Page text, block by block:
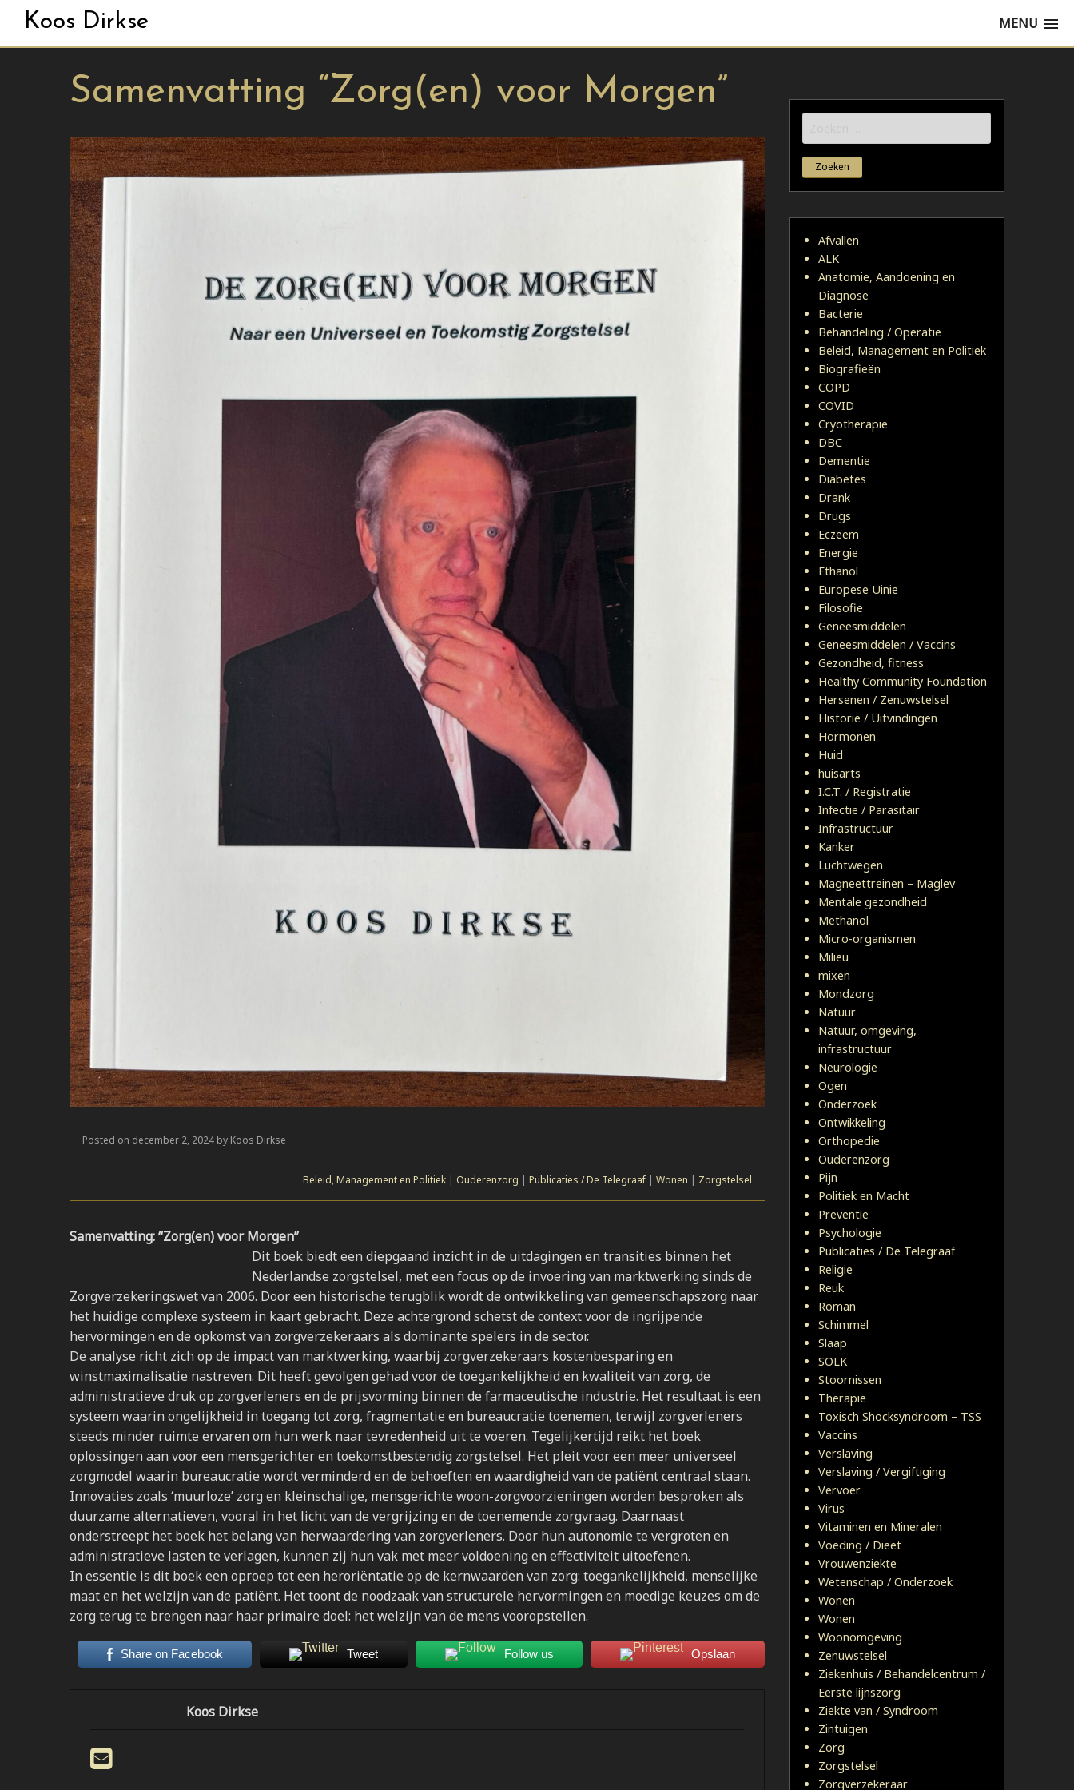
Koos Dirkse MENU
Samenvatting “Zorg(en) voor Morgen”
Posted on december 2, 2024 by Koos Dirkse
Beleid, Management en Politiek | Ouderenzorg | Publicaties / De Telegraaf | Wonen | Zorgstelsel
Samenvatting: “Zorg(en) voor Morgen”
Dit boek biedt een diepgaand inzicht in de uitdagingen en transities binnen het
Nederlandse zorgstelsel, met een focus op de invoering van marktwerking sinds de
Zorgverzekeringswet van 2006. Door een historische terugblik wordt de ontwikkeling van gemeenschapszorg naar
het huidige complexe systeem in kaart gebracht. Deze achtergrond schetst de context voor de ingrijpende
hervormingen en de opkomst van zorgverzekeraars als dominante spelers in de sector.
De analyse richt zich op de impact van marktwerking, waarbij zorgverzekeraars kostenbesparing en
winstmaximalisatie nastreven. Dit heeft gevolgen gehad voor de toegankelijkheid en kwaliteit van zorg, de
administratieve druk op zorgverleners en de prijsvorming binnen de farmaceutische industrie. Het resultaat is een
systeem waarin ongelijkheid in toegang tot zorg, fragmentatie en bureaucratie toenemen, terwijl zorgverleners
steeds minder ruimte ervaren om hun werk naar tevredenheid uit te voeren. Tegelijkertijd reikt het boek
oplossingen aan voor een mensgerichter en toekomstbestendig zorgstelsel. Het pleit voor een meer universeel
zorgmodel waarin bureaucratie wordt verminderd en de behoeften en waardigheid van de patiënt centraal staan.
Innovaties zoals ‘muurloze’ zorg en kleinschalige, mensgerichte woon-zorgvoorzieningen worden besproken als
duurzame alternatieven, vooral in het licht van de vergrijzing en de toenemende zorgvraag. Daarnaast
onderstreept het boek het belang van herwaardering van zorgverleners. Door hun autonomie te vergroten en
administratieve lasten te verlagen, kunnen zij hun vak met meer voldoening en effectiviteit uitoefenen.
In essentie is dit boek een oproep tot een heroriëntatie op de kernwaarden van zorg: toegankelijkheid, menselijke
maat en het welzijn van de patiënt. Het toont de noodzaak van structurele hervormingen en moedige keuzes om de
zorg terug te brengen naar haar primaire doel: het welzijn van de mens vooropstellen.
Share on Facebook Tweet Follow us Opslaan
Koos Dirkse
naar:
Afvallen
ALK
Anatomie, Aandoening en
Diagnose
Bacterie
Behandeling / Operatie
Beleid, Management en Politiek
Biografieën
COPD
COVID
Cryotherapie
DBC
Dementie
Diabetes
Drank
Drugs
Eczeem
Energie
Ethanol
Europese Uinie
Filosofie
Geneesmiddelen
Geneesmiddelen / Vaccins
Gezondheid, fitness
Healthy Community Foundation
Hersenen / Zenuwstelsel
Historie / Uitvindingen
Hormonen
Huid
huisarts
I.C.T. / Registratie
Infectie / Parasitair
Infrastructuur
Kanker
Luchtwegen
Magneettreinen – Maglev
Mentale gezondheid
Methanol
Micro-organismen
Milieu
mixen
Mondzorg
Natuur
Natuur, omgeving,
infrastructuur
Neurologie
Ogen
Onderzoek
Ontwikkeling
Orthopedie
Ouderenzorg
Pijn
Politiek en Macht
Preventie
Psychologie
Publicaties / De Telegraaf
Religie
Reuk
Roman
Schimmel
Slaap
SOLK
Stoornissen
Therapie
Toxisch Shocksyndroom – TSS
Vaccins
Verslaving
Verslaving / Vergiftiging
Vervoer
Virus
Vitaminen en Mineralen
Voeding / Dieet
Vrouwenziekte
Wetenschap / Onderzoek
Wonen
Wonen
Woonomgeving
Zenuwstelsel
Ziekenhuis / Behandelcentrum /
Eerste lijnszorg
Ziekte van / Syndroom
Zintuigen
Zorg
Zorgstelsel
Zorgverzekeraar